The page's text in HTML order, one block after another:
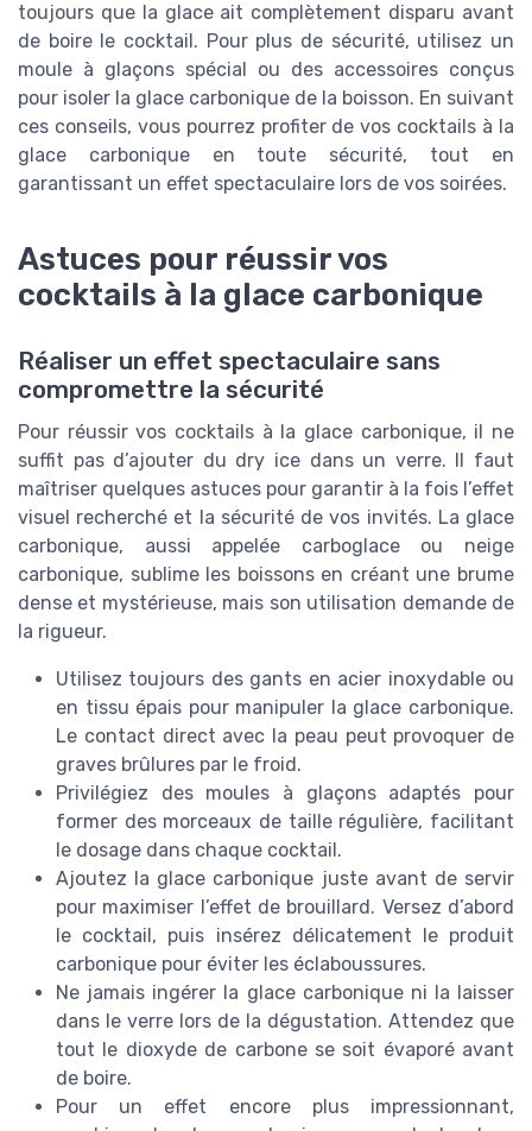
toujours que la glace ait complètement disparu avant
de boire le cocktail. Pour plus de sécurité, utilisez un
moule à glaçons spécial ou des accessoires conçus
pour isoler la glace carbonique de la boisson. En suivant
ces conseils, vous pourrez profiter de vos cocktails à la
glace carbonique en toute sécurité, tout en
garantissant un effet spectaculaire lors de vos soirées.
Astuces pour réussir vos
cocktails à la glace carbonique
Réaliser un effet spectaculaire sans
compromettre la sécurité
Pour réussir vos cocktails à la glace carbonique, il ne
suffit pas d’ajouter du dry ice dans un verre. Il faut
maîtriser quelques astuces pour garantir à la fois l’effet
visuel recherché et la sécurité de vos invités. La glace
carbonique, aussi appelée carboglace ou neige
carbonique, sublime les boissons en créant une brume
dense et mystérieuse, mais son utilisation demande de
la rigueur.
Utilisez toujours des gants en acier inoxydable ou
en tissu épais pour manipuler la glace carbonique.
Le contact direct avec la peau peut provoquer de
graves brûlures par le froid.
Privilégiez des moules à glaçons adaptés pour
former des morceaux de taille régulière, facilitant
le dosage dans chaque cocktail.
Ajoutez la glace carbonique juste avant de servir
pour maximiser l’effet de brouillard. Versez d’abord
le cocktail, puis insérez délicatement le produit
carbonique pour éviter les éclaboussures.
Ne jamais ingérer la glace carbonique ni la laisser
dans le verre lors de la dégustation. Attendez que
tout le dioxyde de carbone se soit évaporé avant
de boire.
Pour un effet encore plus impressionnant,